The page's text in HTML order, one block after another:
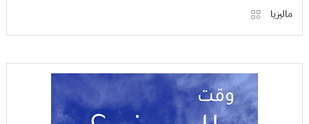
ماليزيا